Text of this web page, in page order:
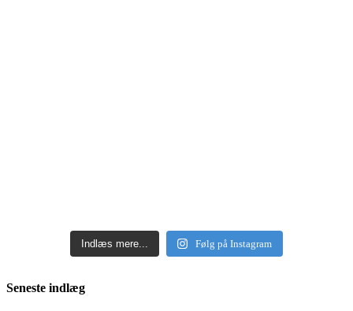
Indlæs mere... Følg på Instagram
Seneste indlæg